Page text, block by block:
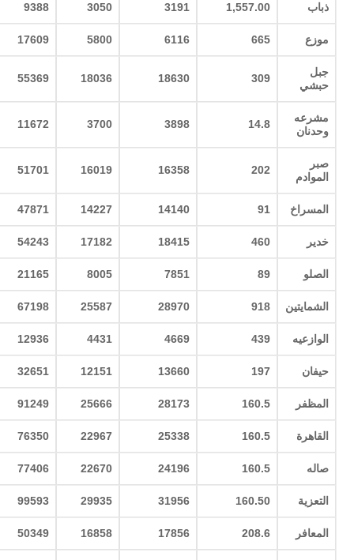
ذباب 1,557.00
3191
3050
9388
موزع 665
6116
5800
17609
جبل
حبشي
309
18630
18036
55369
مشرعه
وحدنان
14.8
3898
3700
11672
صبر
الموادم
202
16358
16019
51701
المسراخ 91
14140
14227
47871
خدير 460
18415
17182
54243
الصلو 89
7851
8005
21165
الشمايتين 918
28970
25587
67198
الوازعيه 439
4669
4431
12936
حيفان 197
13660
12151
32651
المظفر 160.5
28173
25666
91249
القاهرة 160.5
25338
22967
76350
صاله 160.5
24196
22670
77406
التعزية 160.50
31956
29935
99593
المعافر 208.6
17856
16858
50349